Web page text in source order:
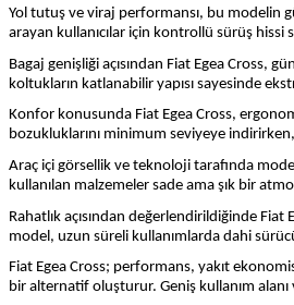
Yol tutuş ve viraj performansı, bu modelin
arayan kullanıcılar için kontrollü sürüş
Bagaj genişliği açısından Fiat Egea Cross,
koltukların katlanabilir yapısı sayesinde
Konfor konusunda Fiat Egea Cross,
bozukluklarını minimum seviyeye
Araç içi görsellik ve teknoloji tarafında
kullanılan malzemeler sade ama şık bir
Rahatlık açısından değerlendirildiğinde
model, uzun süreli kullanımlarda dahi
Fiat Egea Cross; performans, yakıt
bir alternatif oluşturur. Geniş kullanım